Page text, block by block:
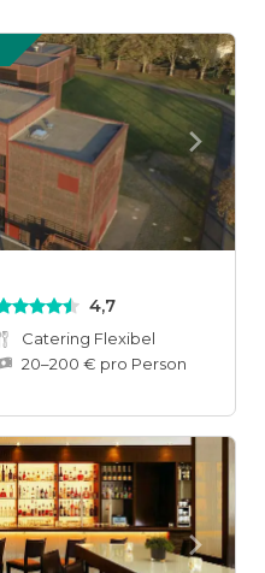
4,7
Catering Flexibel
20–200 € pro Person